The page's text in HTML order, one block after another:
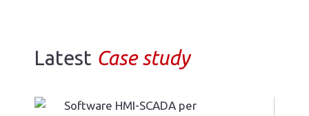
Latest Case study